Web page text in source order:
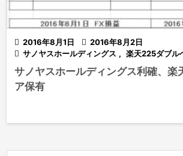
 2016年8月1日  2016年8月2日
 サノヤスホールディングス , 楽天225ダブル
サノヤスホールディングス利確、
ア保有